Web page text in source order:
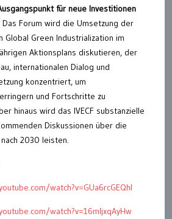
für neue Investitionen
. Das Forum wird die Umsetzung der
Global Green Industrialization im
Aktionsplans diskutieren, der
internationalen Dialog und
konzentriert, um
und Fortschritte zu
hinaus wird das IVECF substanzielle
Diskussionen über die
2030 leisten.
watch?v=GUa6rcGEQhI
watch?v=16mIjxqAyHw